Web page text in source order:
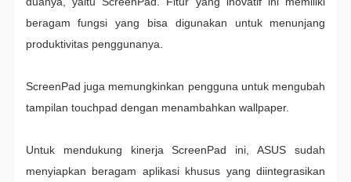
beragam fungsi yang bisa digunakan untuk menunjang
produktivitas penggunanya.
ScreenPad juga memungkinkan pengguna untuk mengubah
tampilan touchpad dengan menambahkan wallpaper.
Untuk mendukung kinerja ScreenPad ini, ASUS sudah
menyiapkan beragam aplikasi khusus yang diintegrasikan